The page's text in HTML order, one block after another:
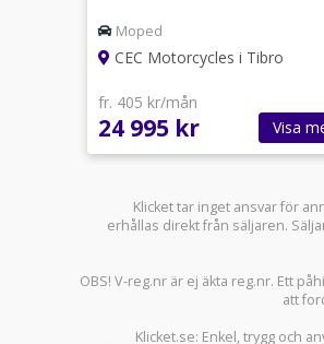
Moped
CEC Motorcycles i Tibro
fr. 405 kr/mån
24 995 kr Visa
Klicket tar inget ansvar för
erhållas direkt från säljaren.
OBS! V-reg.nr är ej äkta reg.nr. Ett
att
Klicket.se: Enkel, trygg och